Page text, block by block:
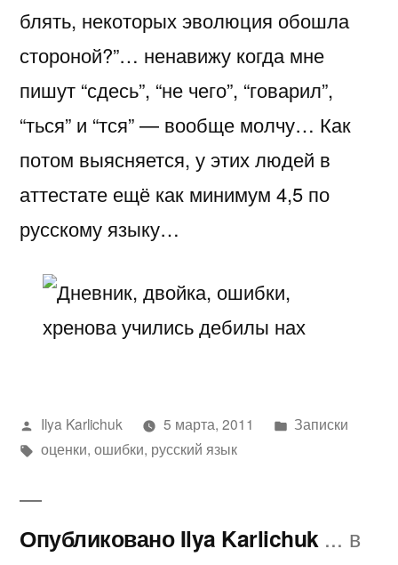
блять, некоторых эволюция обошла
стороной?”… ненавижу когда мне
пишут “сдесь”, “не чего”, “говарил”,
“ться” и “тся” — вообще молчу… Как
потом выясняется, у этих людей в
аттестате ещё как минимум 4,5 по
русскому языку…
Написано
автором
Ilya Karlichuk 5 марта, 2011
Написано
Записки
Метки:
оценки, ошибки, русский язык
Опубликовано Ilya Karlichuk ... в